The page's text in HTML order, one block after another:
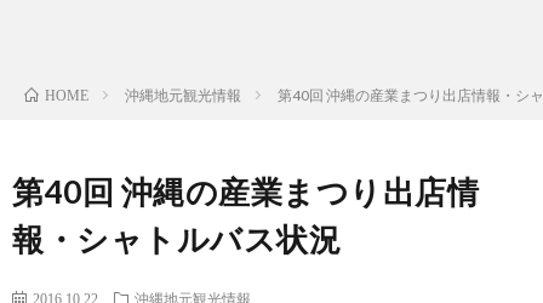
HOME 沖縄地元観光情報 第40回 沖縄の産業まつり出店情報・シ
第40回 沖縄の産業まつり出店情
報・シャトルバス状況
2016.10.22 沖縄地元観光情報